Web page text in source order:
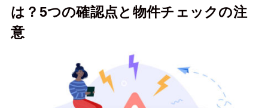
は？5つの確認点と物件チェックの注
意